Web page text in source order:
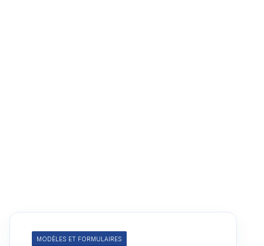
MODÈLES ET FORMULAIRES